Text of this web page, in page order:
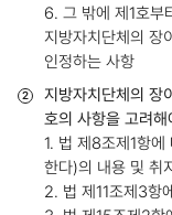
6. 그 밖에 제1호부
지방자치단체의 장
인정하는 사항
지방자치단체의 장
호의 사항을 고려해
1. 법 제8조제1항에
한다)의 내용 및 취
2. 법 제11조제3항